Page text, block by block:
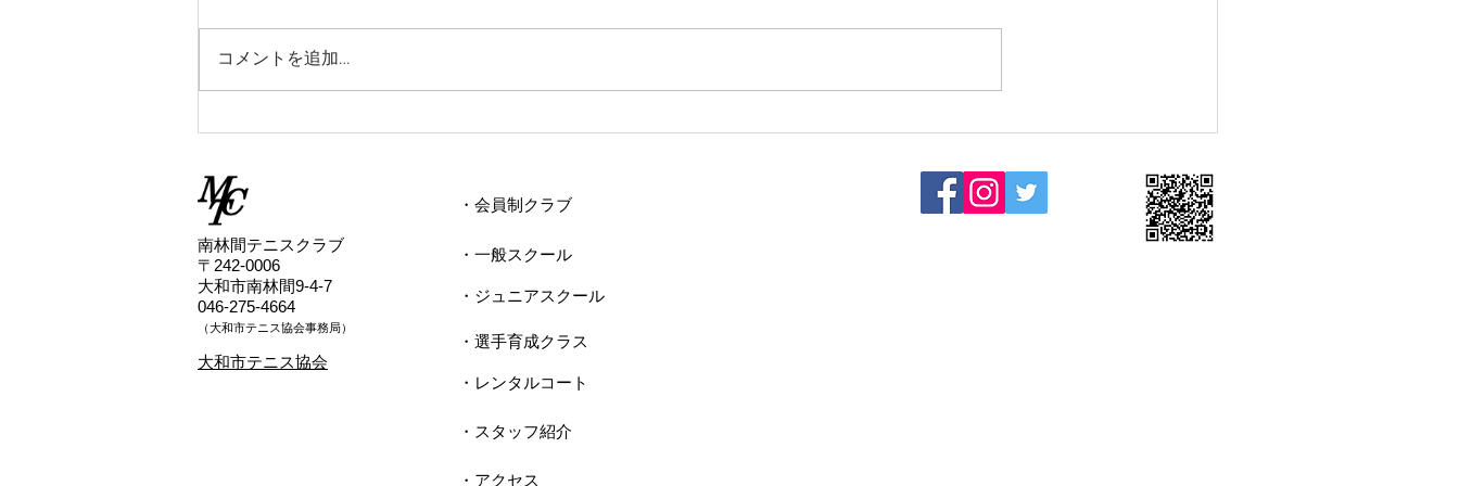
クラスのレッスンは雨天中止とい
たします。
コメントを追加…
​南林間テニスクラブ
〒242-0006
大和市南林間9-4-7
046-275-4664
（​大和市テニス協会事務局）
​・会員制クラブ
・一般スクール
・ジュニアスクール
・選手育成クラス
​大和市テニス協会
・レンタルコート
・スタッフ紹介